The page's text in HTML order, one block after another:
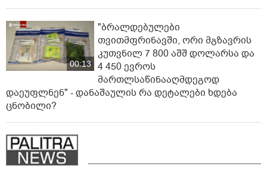
00:13
"ბრალდებულები
თვითმფრინავში, ორი მგზავრის
კუთვნილ 7 800 აშშ დოლარსა და
4 450 ევროს
მართლსაწინააღმდეგოდ
დაეუფლნენ" - დანაშაულის რა დეტალები ხდება
ცნობილი?